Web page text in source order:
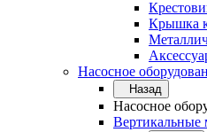
Крышка
Насосное
Назад
Насосное
Вертикальные